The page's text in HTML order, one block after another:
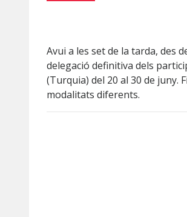
Avui a les set de la tarda, des
delegació definitiva dels
(Turquia) del 20 al 30 de juny.
modalitats diferents.